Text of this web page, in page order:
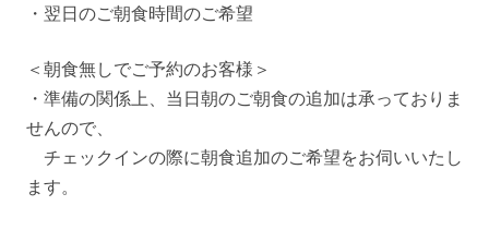
・翌日のご朝食時間のご希望
＜朝食無しでご予約のお客様＞
・準備の関係上、当日朝のご朝食の追加は承っておりま
せんので、
チェックインの際に朝食追加のご希望をお伺いいたし
ます。